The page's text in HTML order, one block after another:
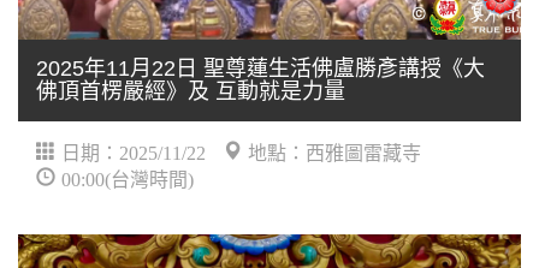
2025年11月22日 聖尊蓮生活佛盧勝彥講授《大
佛頂首楞嚴經》及 互動就是力量
日期：2025/11/22
地點：西雅圖雷藏寺
00:00(台灣時間)